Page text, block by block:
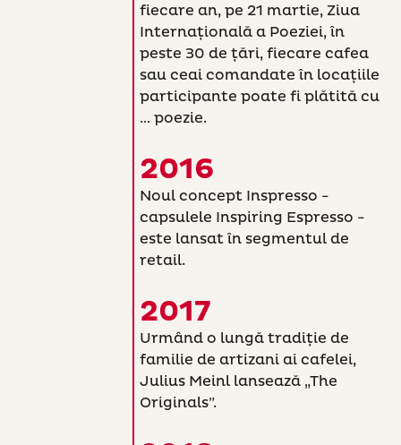
fiecare an, pe 21 martie, Ziua
Internațională a Poeziei, în
peste 30 de țări, fiecare cafea
sau ceai comandate în locațiile
participante poate fi plătită cu
… poezie.
2016
Noul concept Inspresso -
capsulele Inspiring Espresso -
este lansat în segmentul de
retail.
2017
Urmând o lungă tradiție de
familie de artizani ai cafelei,
Julius Meinl lansează „The
Originals”.